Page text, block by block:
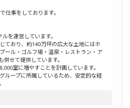
仕事をしております。
を運営しています。
ており、約140万坪の広大な土地にはホ
ール・ゴルフ場・温泉・レストラン・ア
せて提供しています。
室に増やすことを計画しています。
ループに所属しているため、安定的な経